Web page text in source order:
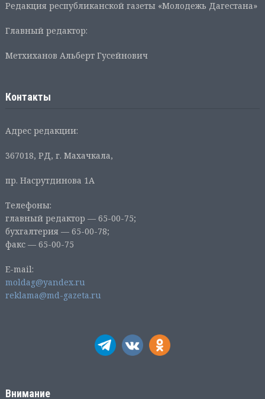
Редакция республиканской газеты «Молодежь Дагестана»
Главный редактор:
Метхиханов Альберт Гусейнович
Контакты
Адрес редакции:
367018, РД, г. Махачкала,
пр. Насрутдинова 1А
Телефоны:
главный редактор — 65-00-75;
бухгалтерия — 65-00-78;
факс — 65-00-75
E-mail:
moldag@yandex.ru
reklama@md-gazeta.ru
Внимание